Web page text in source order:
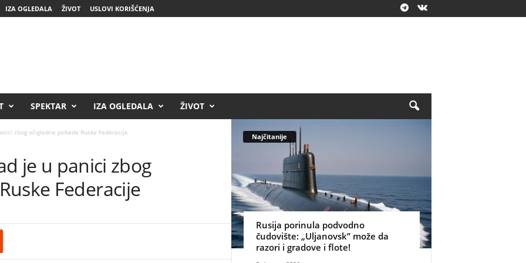
IZA OGLEDALA ŽIVOT USLOVI KORIŠĆENJA
SPEKTAR IZA OGLEDALA ŽIVOT
zbog očigledne pobede Ruske Federacije
je u panici zbog
Federacije
Najčitanije
Rusija porinula podvodno
čudovište: „Uljanovsk” može da
razori i gradove i flote!